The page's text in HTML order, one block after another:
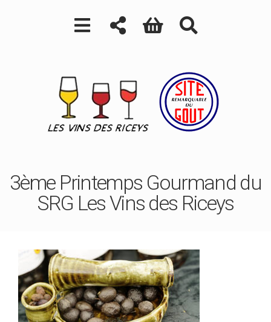
3ème Printemps Gourmand du
SRG Les Vins des Riceys